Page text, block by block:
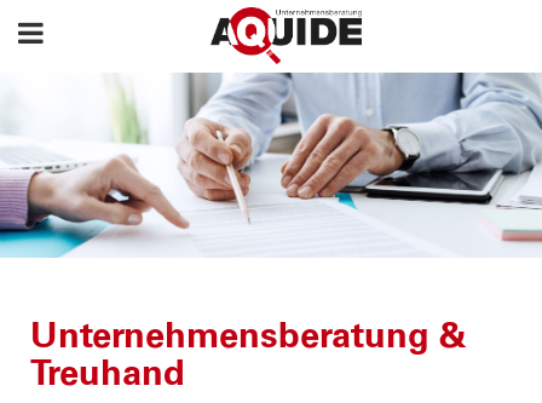
Unternehmensberatung &
Treuhand